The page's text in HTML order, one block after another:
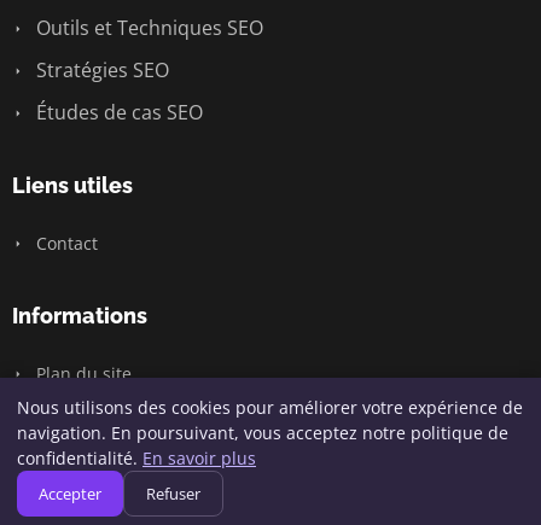
Outils et Techniques SEO
Stratégies SEO
Études de cas SEO
Liens utiles
Contact
Informations
Plan du site
© 2026 Hofy Digital. Tous droits réservés.
Nous utilisons des cookies pour améliorer votre expérience de
navigation. En poursuivant, vous acceptez notre politique de
confidentialité. En savoir plus
Accepter Refuser